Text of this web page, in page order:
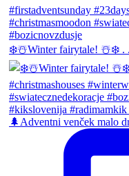
❄️☃️Winter fairytale! ☃️❄️ .
🌲Adventni venček malo